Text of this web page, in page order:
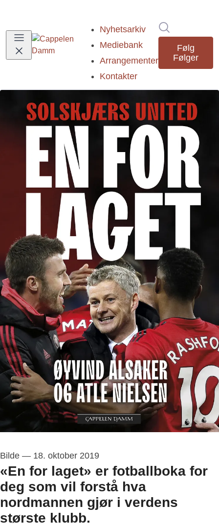
Nyhetsarkiv
Mediebank
Arrangementer
Kontakter
Følg
Følger
Bilde — 18. oktober 2019
«En for laget» er fotballboka for
deg som vil forstå hva
nordmannen gjør i verdens
største klubb.